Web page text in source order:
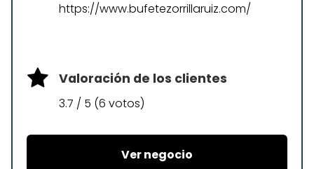
https://www.bufetezorrillaruiz.com/
Valoración de los clientes
3.7 / 5 (6 votos)
Ver negocio